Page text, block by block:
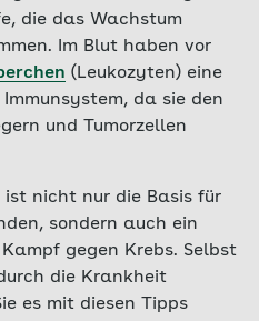
die das Wachstum
Im Blut haben vor
(Leukozyten) eine
da sie den
und Tumorzellen
ist nicht nur die Basis für
sondern auch ein
gegen Krebs. Selbst
die Krankheit
es mit diesen Tipps